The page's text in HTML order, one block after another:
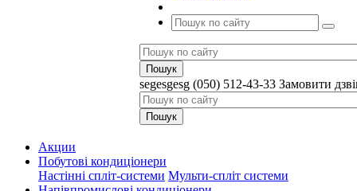
segesgesg (050) 512-43-33 Замовити
Акции
Побутові кондиціонери
Настінні спліт-системи Мульти-спліт системи